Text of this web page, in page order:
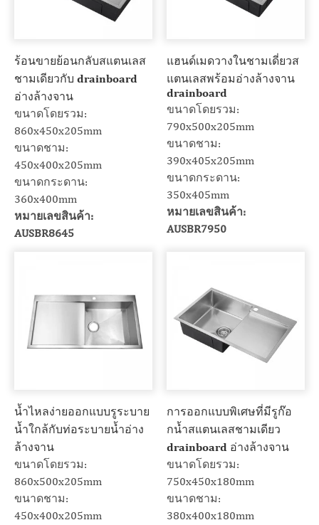
ร้อนขายย้อนกลับสแตนเลส
ชามเดียวกับ drainboard
อ่างล้างจาน
ขนาดโดยรวม:
860x450x205mm
ขนาดชาม:
450x400x205mm
ขนาดกระดาน:
360x400mm
หมายเลขสินค้า:
AUSBR8645
แฮนด์เมดวางในชามเดี่ยวส
แตนเลสพร้อมอ่างล้างจาน
drainboard
ขนาดโดยรวม:
790x500x205mm
ขนาดชาม:
390x405x205mm
ขนาดกระดาน:
350x405mm
หมายเลขสินค้า:
AUSBR7950
น้ำไหลง่ายออกแบบรูระบาย
น้ำใกล้กับท่อระบายน้ำอ่าง
ล้างจาน
ขนาดโดยรวม:
860x500x205mm
ขนาดชาม:
450x400x205mm
การออกแบบพิเศษที่มีรูก๊อ
กน้ำสแตนเลสชามเดียว
drainboard อ่างล้างจาน
ขนาดโดยรวม:
750x450x180mm
ขนาดชาม:
380x400x180mm